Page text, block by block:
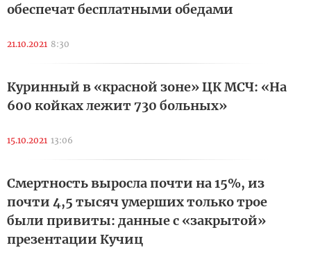
обеспечат бесплатными обедами
21.10.2021 8:30
Куринный в «красной зоне» ЦК МCЧ: «На
600 койках лежит 730 больных»
15.10.2021 13:06
Смертность выросла почти на 15%, из
почти 4,5 тысяч умерших только трое
были привиты: данные с «закрытой»
презентации Кучиц